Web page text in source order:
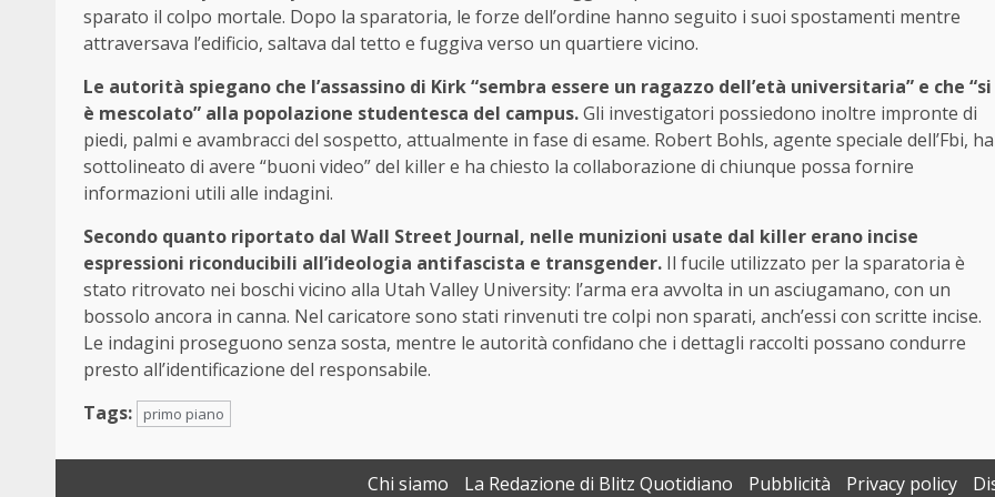
sparato il colpo mortale. Dopo la sparatoria, le forze dell’ordine hanno seguito i suoi spostamenti mentre
attraversava l’edificio, saltava dal tetto e fuggiva verso un quartiere vicino.
Le autorità spiegano che l’assassino di Kirk “sembra essere un ragazzo dell’età universitaria” e che “si
è mescolato” alla popolazione studentesca del campus.Gli investigatori possiedono inoltre impronte di
piedi, palmi e avambracci del sospetto, attualmente in fase di esame. Robert Bohls, agente speciale dell’Fbi, ha
sottolineato di avere “buoni video” del killer e ha chiesto la collaborazione di chiunque possa fornire
informazioni utili alle indagini.
Secondo quanto riportato dal Wall Street Journal, nelle munizioni usate dal killer erano incise
espressioni riconducibili all’ideologia antifascista e transgender. Il fucile utilizzato per la sparatoria è
stato ritrovato nei boschi vicino alla Utah Valley University: l’arma era avvolta in un asciugamano, con un
bossolo ancora in canna. Nel caricatore sono stati rinvenuti tre colpi non sparati, anch’essi con scritte incise.
Le indagini proseguono senza sosta, mentre le autorità confidano che i dettagli raccolti possano condurre
presto all’identificazione del responsabile.
Tags:
primo piano
Chi siamo La Redazione di Blitz Quotidiano Pubblicità Privacy policy